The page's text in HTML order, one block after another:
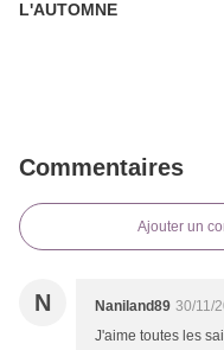
L'AUTOMNE
Commentaires
Ajouter un
N Naniland89 30/11/
J'aime toutes les